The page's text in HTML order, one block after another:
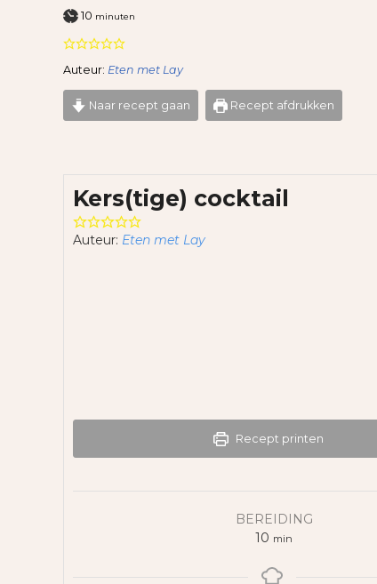
10minuten
minuten
Auteur:Eten met Lay
Naar recept gaan Recept afdrukken
Kers(tige) cocktail
Auteur: Eten met Lay
Recept printen
BEREIDING
10 minuten
min